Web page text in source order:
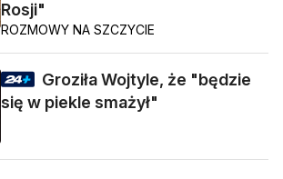
Rosji"
ROZMOWY NA SZCZYCIE
Groziła Wojtyle, że "będzie
się w piekle smażył"